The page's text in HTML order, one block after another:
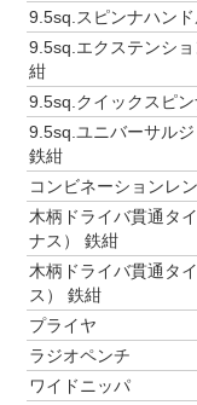
9.5sq.スピンナハン
9.5sq.エクステンシ
紺
9.5sq.クイックスピ
9.5sq.ユニバーサルジ
鉄紺
コンビネーションレ
木柄ドライバ貫通タ
ナス） 鉄紺
木柄ドライバ貫通タ
ス） 鉄紺
プライヤ
ラジオペンチ
ワイドニッパ